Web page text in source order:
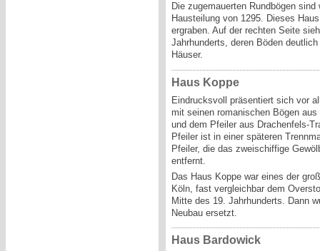
Die zugemauerten Rundbögen
Hausteilung von 1295. Dieses
ergraben. Auf der rechten Seite
Jahrhunderts, deren Böden
Häuser.
Haus Koppe
Eindrucksvoll präsentiert sich vor
mit seinen romanischen Bögen
und dem Pfeiler aus Drachenfels-
Pfeiler ist in einer späteren
Pfeiler, die das zweischiffige
entfernt.
Das Haus Koppe war eines der
Köln, fast vergleichbar dem
Mitte des 19. Jahrhunderts. Dann
Neubau ersetzt.
Haus Bardowick